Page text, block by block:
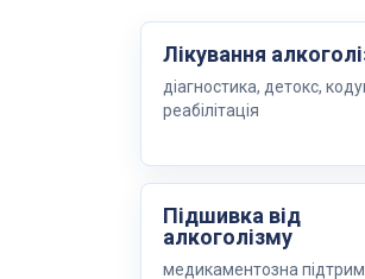
Лікування
діагностика, детокс,
реабілітація
Підшивка від
алкоголізму
медикаментозна